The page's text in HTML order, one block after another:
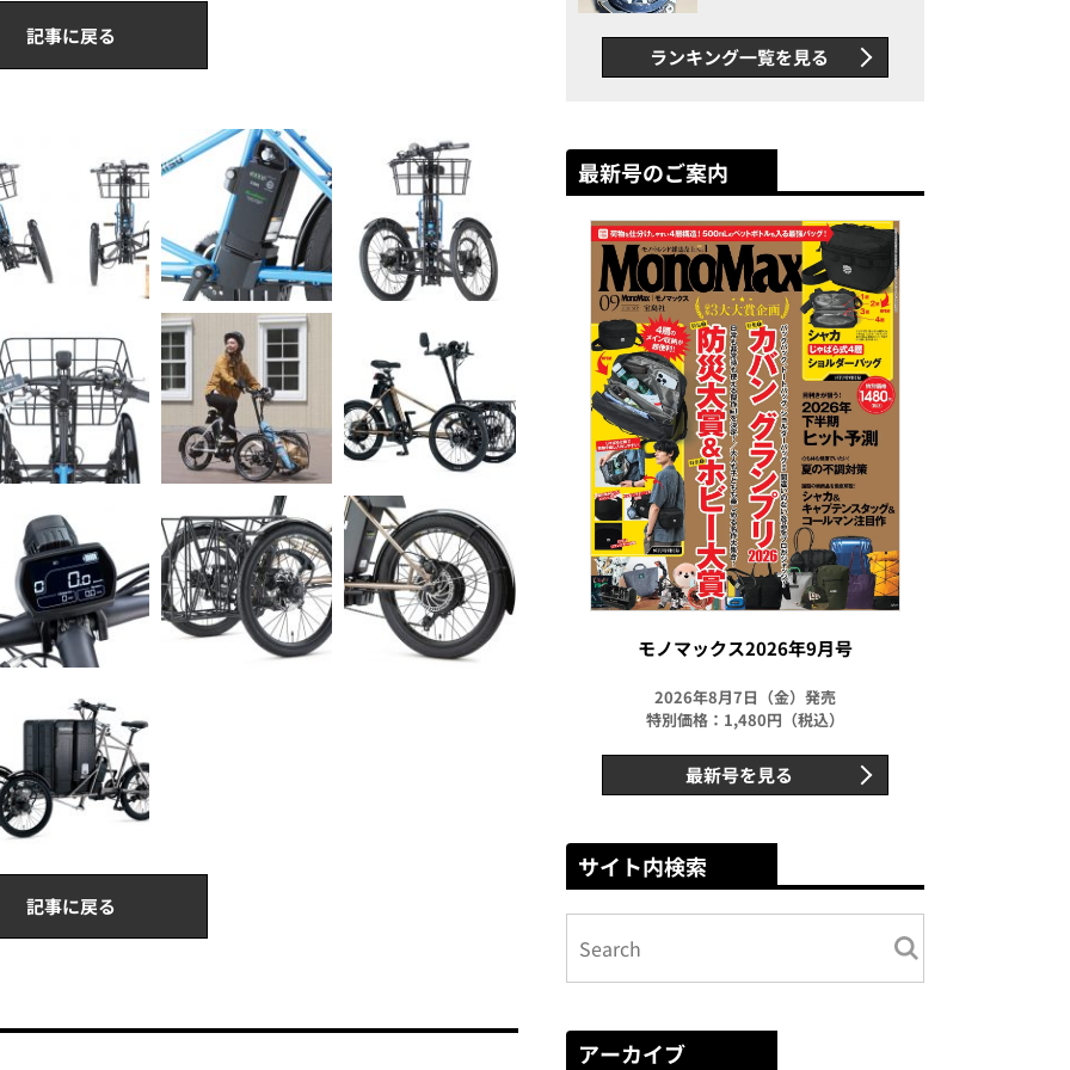
記事に戻る
記事に戻る
新ムーブメントの衝撃
ランキング一覧を見る
最新号のご案内
モノマックス2026年9月号
2026年8月7日（金）発売
特別価格：1,480円（税込）
最新号を見る
サイト内検索
アーカイブ